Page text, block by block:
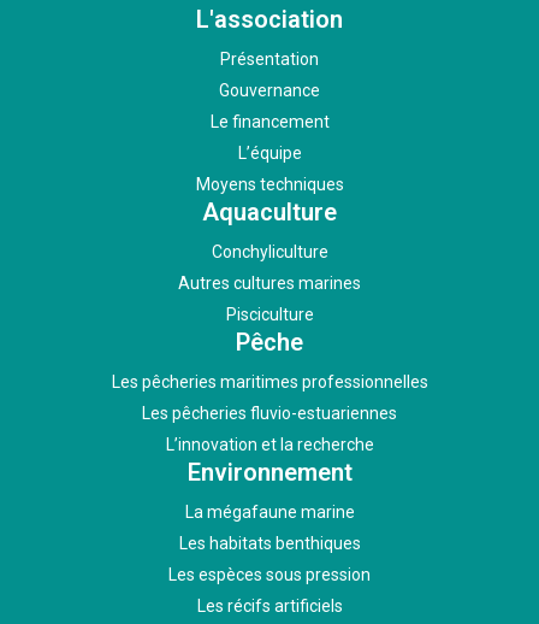
L'association
Présentation
Gouvernance
Le financement
L’équipe
Moyens techniques
Aquaculture
Conchyliculture
Autres cultures marines
Pisciculture
Pêche
Les pêcheries maritimes professionnelles
Les pêcheries fluvio-estuariennes
L’innovation et la recherche
Environnement
La mégafaune marine
Les habitats benthiques
Les espèces sous pression
Les récifs artificiels